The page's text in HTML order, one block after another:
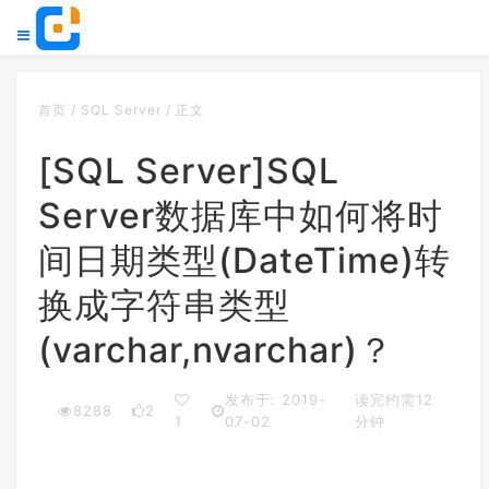
首页 / SQL Server / 正文
[SQL Server]SQL
Server数据库中如何将时
间日期类型(DateTime)转
换成字符串类型
(varchar,nvarchar)？
8288 2
1
发布于: 2019-
07-02
读完约需12
分钟